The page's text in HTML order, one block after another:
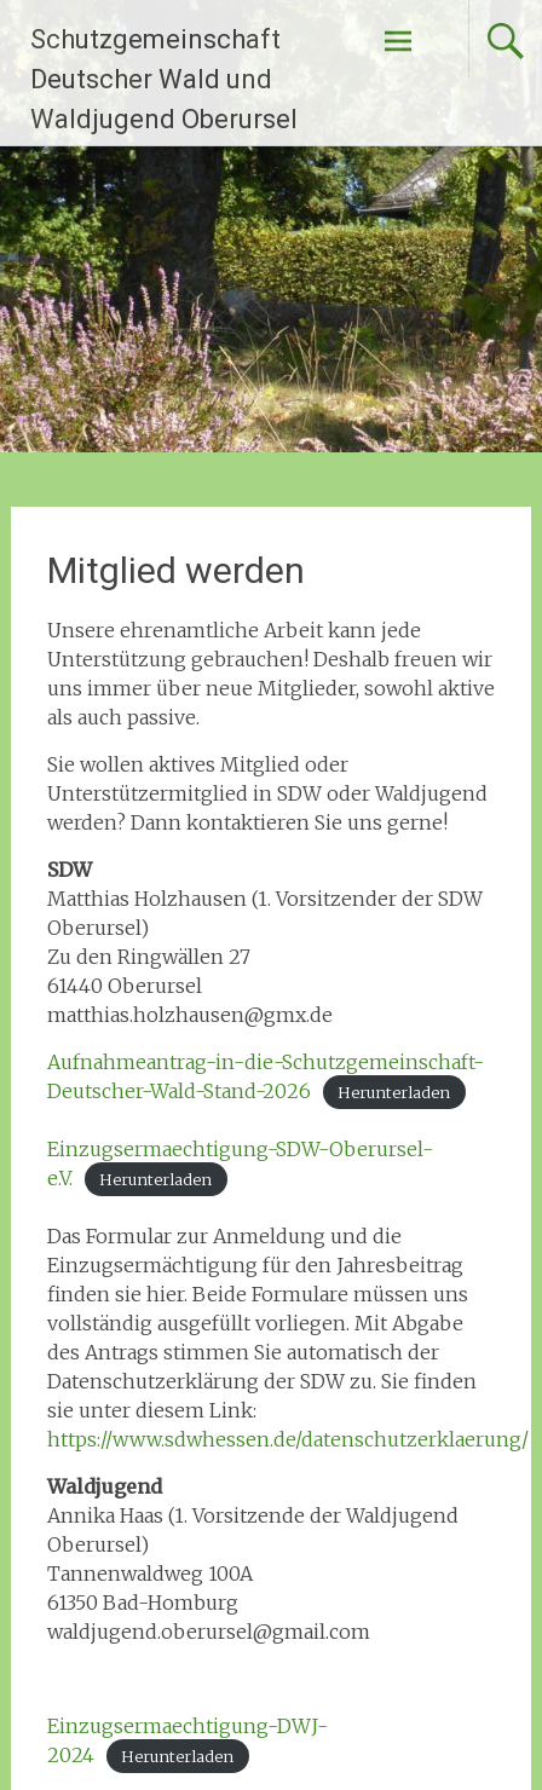
Inhalt
springen
Schutzgemeinschaft
Deutscher Wald und
Waldjugend Oberursel
Mitglied werden
Unsere ehrenamtliche Arbeit kann jede
Unterstützung gebrauchen! Deshalb freuen wir
uns immer über neue Mitglieder, sowohl aktive
als auch passive.
Sie wollen aktives Mitglied oder
Unterstützermitglied in SDW oder Waldjugend
werden? Dann kontaktieren Sie uns gerne!
SDW
Matthias Holzhausen (1. Vorsitzender der SDW
Oberursel)
Zu den Ringwällen 27
61440 Oberursel
matthias.holzhausen@gmx.de
Aufnahmeantrag-in-die-Schutzgemeinschaft-
Deutscher-Wald-Stand-2026
Herunterladen
Einzugsermaechtigung-SDW-Oberursel-
e.V.
Herunterladen
Das Formular zur Anmeldung und die
Einzugsermächtigung für den Jahresbeitrag
finden sie hier. Beide Formulare müssen uns
vollständig ausgefüllt vorliegen. Mit Abgabe
des Antrags stimmen Sie automatisch der
Datenschutzerklärung der SDW zu. Sie finden
sie unter diesem Link:
https://www.sdwhessen.de/datenschutzerklaerung/
Waldjugend
Annika Haas (1. Vorsitzende der Waldjugend
Oberursel)
Tannenwaldweg 100A
61350 Bad-Homburg
waldjugend.oberursel@gmail.com
Einzugsermaechtigung-DWJ-
2024
Herunterladen